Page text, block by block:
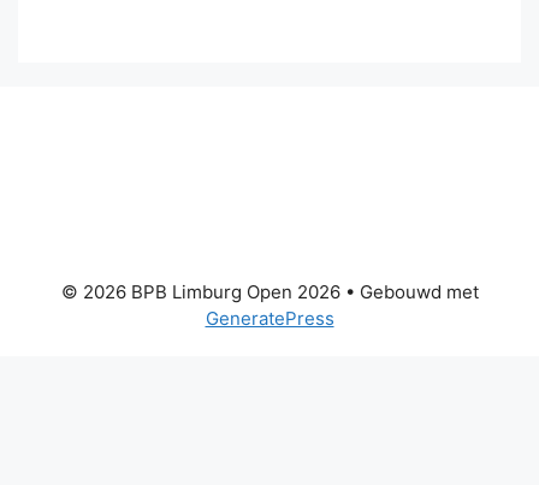
© 2026 BPB Limburg Open 2026• Gebouwd met
GeneratePress